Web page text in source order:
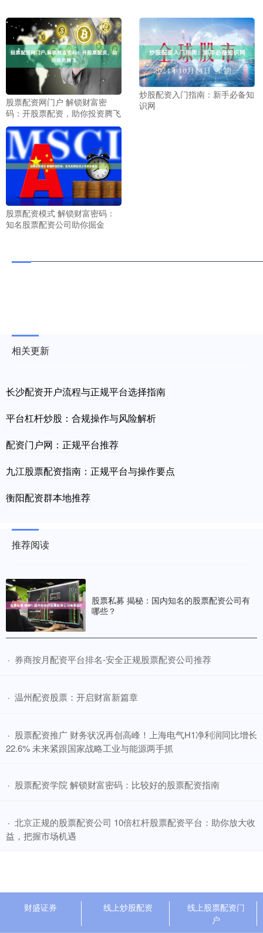
股票配资网门户 解锁财富密
码：开股票配资，助你投资腾飞
炒股配资入门指南：新手必备知
识网
股票配资模式 解锁财富密码：
知名股票配资公司助你掘金
相关更新
长沙配资开户流程与正规平台选择指南
平台杠杆炒股：合规操作与风险解析
配资门户网：正规平台推荐
九江股票配资指南：正规平台与操作要点
衡阳配资群本地推荐
推荐阅读
股票私募 揭秘：国内知名的股票配资公司有
哪些？
· ​券商按月配资平台排名-安全正规股票配资公司推荐
· ​温州配资股票：开启财富新篇章
· ​股票配资推广 财务状况再创高峰！上海电气H1净利润同比增长
22.6% 未来紧跟国家战略工业与能源两手抓
· ​股票配资学院 解锁财富密码：比较好的股票配资指南
· ​北京正规的股票配资公司 10倍杠杆股票配资平台：助你放大收
益，把握市场机遇
财盛证券 线上炒股配资
线上股票配资门
户